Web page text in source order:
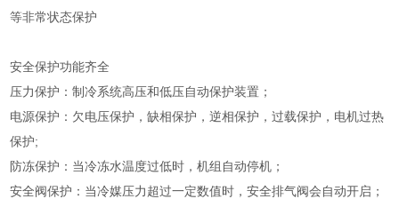
等非常状态保护
安全保护功能齐全
压力保护：制冷系统高压和低压自动保护装置；
电源保护：欠电压保护，缺相保护，逆相保护，过载保护，电机过热
保护;
防冻保护：当冷冻水温度过低时，机组自动停机；
安全阀保护：当冷媒压力超过一定数值时，安全排气阀会自动开启；